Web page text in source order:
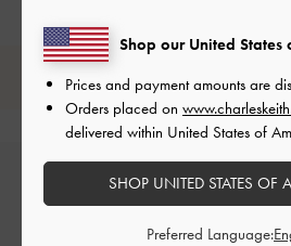
レビューは購入した方のみ
Shop our United States
Prices and payment amounts are
Orders placed on
delivered within United States of
SHOP UNITED STATES OF
Preferred Language: